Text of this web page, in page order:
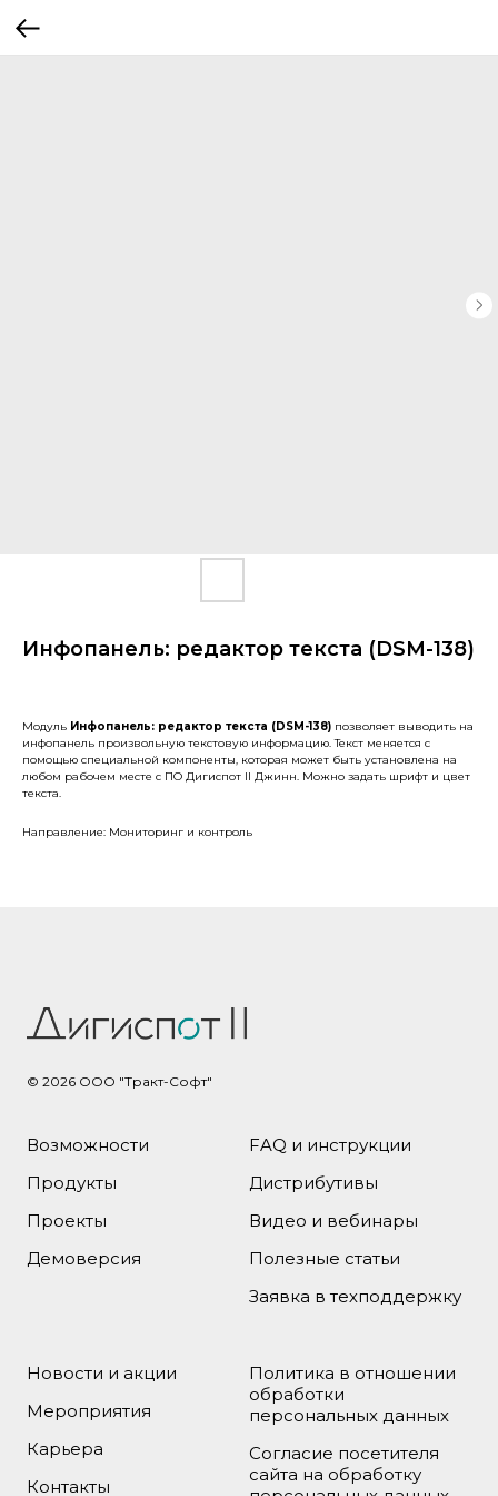
Инфопанель: редактор текста (DSM-138)
Модуль Инфопанель: редактор текста (DSM-138) позволяет выводить на
инфопанель произвольную текстовую информацию. Текст меняется с
помощью специальной компоненты, которая может быть установлена на
любом рабочем месте с ПО Дигиспот II Джинн. Можно задать шрифт и цвет
текста.
Направление: Мониторинг и контроль
© 2026 ООО "Тракт-Софт"
Возможности
Продукты
Проекты
Демоверсия
FAQ и инструкции
Дистрибутивы
Видео и вебинары
Полезные статьи
Заявка в техподдержку
Новости и акции
Мероприятия
Карьера
Контакты
Политика в отношении
обработки
персональных данных
Согласие посетителя
сайта на обработку